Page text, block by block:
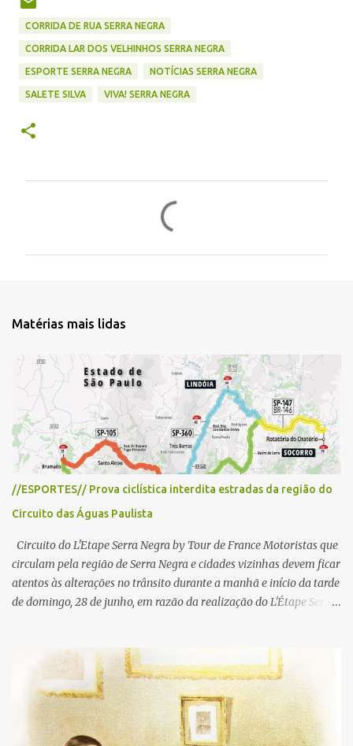
CORRIDA DE RUA SERRA NEGRA
CORRIDA LAR DOS VELHINHOS SERRA NEGRA
ESPORTE SERRA NEGRA NOTÍCIAS SERRA NEGRA
SALETE SILVA VIVA! SERRA NEGRA
t
i
o
s
Matérias mais lidas
//ESPORTES// Prova ciclística interdita estradas da região do
Circuito das Águas Paulista
Circuito do L'Etape Serra Negra by Tour de France Motoristas que
circulam pela região de Serra Negra e cidades vizinhas devem ficar
atentos às alterações no trânsito durante a manhã e início da tarde
de domingo, 28 de junho, em razão da realização do L'Étape Serra
reunirá atletas de diferentes regiões do país e terá percursos
passando pelos municípios de Serra Negra, Amparo, Monte Alegre
do Sul, Lindoia e Socorro. Para garantir a segurança dos
participantes e do público, diversos trechos de rodovias e estradas
da região serão interditados temporariamente ao longo da prova.